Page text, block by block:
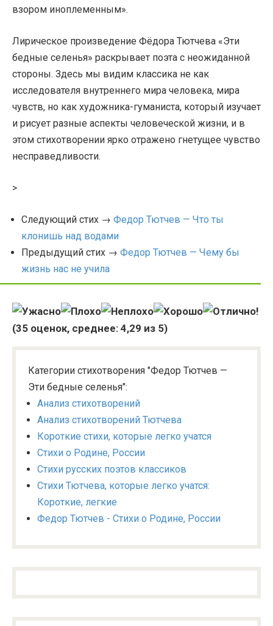
взором иноплеменным».
Лирическое произведение Фёдора Тютчева «Эти
бедные селенья» раскрывает поэта с неожиданной
стороны. Здесь мы видим классика не как
исследователя внутреннего мира человека, мира
чувств, но как художника-гуманиста, который изучает
и рисует разные аспекты человеческой жизни, и в
этом стихотворении ярко отражено гнетущее чувство
несправедливости.
>
Следующий стих → Федор Тютчев — Что ты
клонишь над водами
Предыдущий стих → Федор Тютчев — Чему бы
жизнь нас не учила
(35 оценок, среднее: 4,29 из 5)
Категории стихотворения "Федор Тютчев —
Эти бедные селенья":
Анализ стихотворений
Анализ стихотворений Тютчева
Короткие стихи, которые легко учатся
Стихи о Родине, России
Стихи русских поэтов классиков
Стихи Тютчева, которые легко учатся:
Короткие, легкие
Федор Тютчев - Стихи о Родине, России